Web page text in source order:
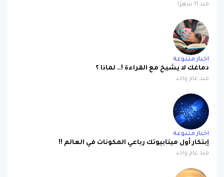
اخبار متنوعة
دماغك لا يشيخ مع القراءة !.. لماذا ؟
منذ عام واحد
اخبار متنوعة
إبتكار أول ميتابيوتك رباعي المكونات في العالم !!
منذ عام واحد